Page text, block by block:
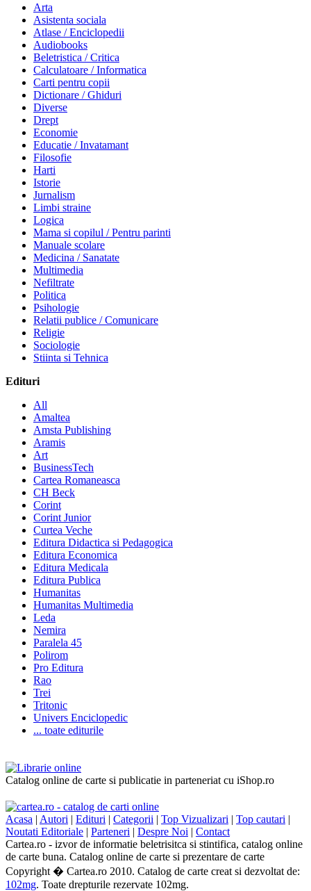
Arta
Asistenta sociala
Atlase / Enciclopedii
Audiobooks
Beletristica / Critica
Calculatoare / Informatica
Carti pentru copii
Dictionare / Ghiduri
Diverse
Drept
Economie
Educatie / Invatamant
Filosofie
Harti
Istorie
Jurnalism
Limbi straine
Logica
Mama si copilul / Pentru parinti
Manuale scolare
Medicina / Sanatate
Multimedia
Nefiltrate
Politica
Psihologie
Relatii publice / Comunicare
Religie
Sociologie
Stiinta si Tehnica
Edituri
All
Amaltea
Amsta Publishing
Aramis
Art
BusinessTech
Cartea Romaneasca
CH Beck
Corint
Corint Junior
Curtea Veche
Editura Didactica si Pedagogica
Editura Economica
Editura Medicala
Editura Publica
Humanitas
Humanitas Multimedia
Leda
Nemira
Paralela 45
Polirom
Pro Editura
Rao
Trei
Tritonic
Univers Enciclopedic
... toate editurile
Catalog online de carte si publicatie in parteneriat cu iShop.ro
Acasa | Autori | Edituri | Categorii | Top Vizualizari | Top cautari |
Noutati Editoriale | Parteneri | Despre Noi | Contact
Cartea.ro - izvor de informatie beletrisitca si stintifica, catalog online
de carte buna. Catalog online de carte si prezentare de carte
Copyright � Cartea.ro 2010. Catalog de carte creat si dezvoltat de:
102mg. Toate drepturile rezervate 102mg.